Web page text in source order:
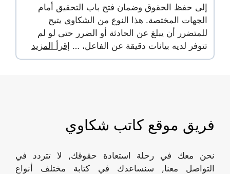
إلى حفظ الحقوق وضمان فتح باب التحقيق أمام
الجهات المختصة. هذا النوع من الشكاوى يتيح
للمتضرر أن يبلغ عن الحادثة أو الضرر حتى لو لم
تتوفر لديه بيانات دقيقة عن الفاعل، … إقرأ المزيد
فريق موقع كاتب شكاوي
نحن معك في رحلة استعادة حقوقك, لا تتردد في
التواصل معنا, سنساعدك في كتابة مختلف أنواع